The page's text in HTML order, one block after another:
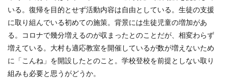
いる。復帰を目的とせず活動内容は自由としている。生徒の支援
に取り組んでいる初めての施策。背景には生徒児童の増加があ
る。コロナで幾分増えるのが収まったとのことだが、相変わらず
増えている。大村も適応教室を開催しているが数が増えないため
に「こんね」を開設したとのこと。学校登校を前提としない取り
組みも必要と思うがどうか。